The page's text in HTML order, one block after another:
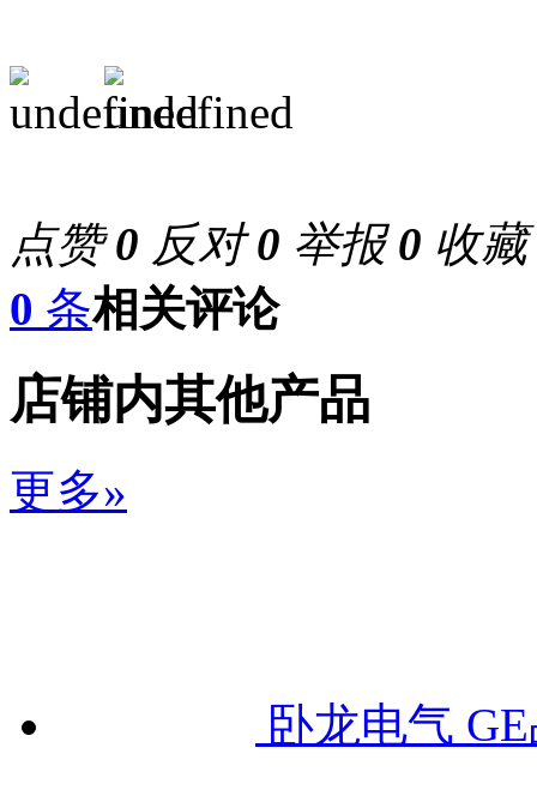
点赞0 反对0 举报0 收
0 条相关评论
店铺内其他产品
更多»
卧龙电气